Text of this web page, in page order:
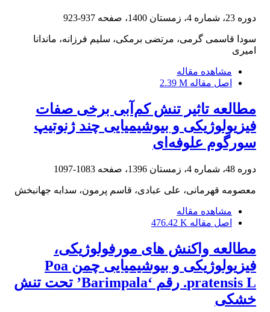
دوره 23، شماره 4، زمستان 1400، صفحه 937-923
سودا قاسمی گرمی، مرتضی برمکی، سلیم فرزانه، ماندانا
امیری
مشاهده مقاله
اصل مقاله 2.39 M
مطالعه تاثیر تنش کم‌آبی برخی صفات
فیزیولوژیکی و بیوشیمیایی چند ژنوتیپ
سورگوم علوفه‌ای
دوره 48، شماره 4، زمستان 1396، صفحه 1083-1097
معصومه قهرمانی، علی عبادی، قاسم پرمون، سدابه جهانبخش
مشاهده مقاله
اصل مقاله 476.42 K
مطالعه واکنش های مورفولوژیکی،
فیزیولوژیکی و بیوشیمیایی چمن Poa
pratensis L. رقم ‘Barimpala’ تحت تنش
خشکی